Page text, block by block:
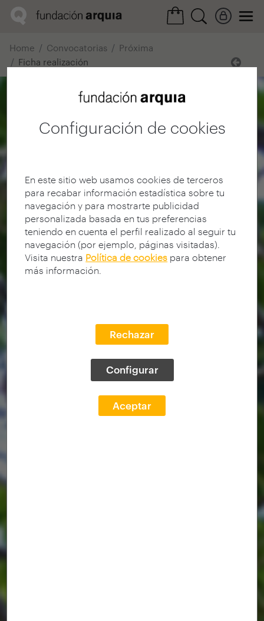
Configuración de cookies
En este sitio web usamos cookies de terceros
para recabar información estadística sobre tu
navegación y para mostrarte publicidad
personalizada basada en tus preferencias
teniendo en cuenta el perfil realizado al seguir tu
navegación (por ejemplo, páginas visitadas).
Visita nuestra Política de cookies para obtener
más información.
Rechazar
Configurar
Aceptar
Home Convocatorias
Próxima
Ficha realización